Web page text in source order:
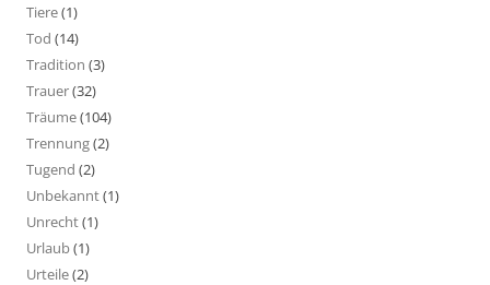
Tiere(1)
Tod (14)
Tradition (3)
Trauer(32)
Träume(104)
Trennung(2)
Tugend (2)
Unbekannt(1)
Unrecht(1)
Urlaub(1)
Urteile(2)